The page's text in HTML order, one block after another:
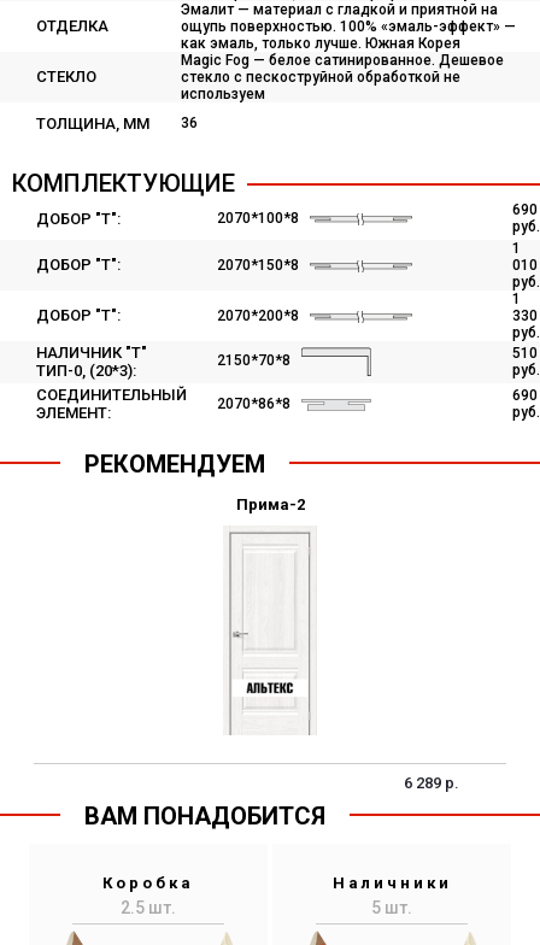
ОТДЕЛКА
Эмалит — материал с гладкой и приятной на
ощупь поверхностью. 100% «эмаль-эффект» —
как эмаль, только лучше. Южная Корея
СТЕКЛО
Magic Fog — белое сатинированное. Дешевое
стекло с пескоструйной обработкой не
используем
ТОЛЩИНА, ММ 36
КОМПЛЕКТУЮЩИЕ
ДОБОР "Т": 2070*100*8
690
руб.
ДОБОР "Т": 2070*150*8
1
010
руб.
ДОБОР "Т": 2070*200*8
1
330
руб.
НАЛИЧНИК "Т"
ТИП-0, (20*3):
2150*70*8
510
руб.
СОЕДИНИТЕЛЬНЫЙ
ЭЛЕМЕНТ:
2070*86*8
690
руб.
РЕКОМЕНДУЕМ
Прима-2
6 289 р.
ВАМ ПОНАДОБИТСЯ
Коробка
2.5 шт.
Наличники
5 шт.